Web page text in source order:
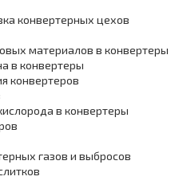
конвертерных цехов
материалов в конвертеры
в конвертеры
конвертеров
в конвертеры
газов и выбросов